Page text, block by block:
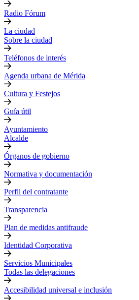
Radio Fórum
La ciudad
Sobre la ciudad
Teléfonos de interés
Agenda urbana de Mérida
Cultura y Festejos
Guía útil
Ayuntamiento
Alcalde
Órganos de gobierno
Normativa y documentación
Perfil del contratante
Transparencia
Plan de medidas antifraude
Identidad Corporativa
Servicios Municipales
Todas las delegaciones
Accesibilidad universal e inclusión